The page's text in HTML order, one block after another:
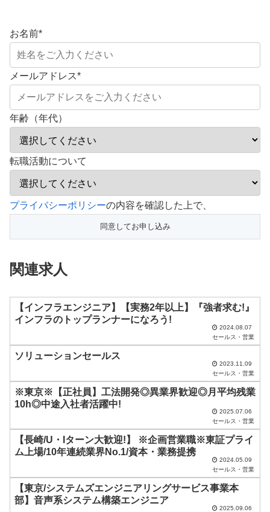
お名前*
メールアドレス*
年齢（年代）
転職活動について
こ
フ
ー
は
の
ま
に
く
だ
プライバシーポリシーの内容を確認した上で、
関連求人
【インフラエンジニア】【実務2年以上】『強者求む!』
インフラのトップランナーになろう!
2024.08.07
セールス・営業
ソリューションセールス
2023.11.09
セールス・営業
※東京※【正社員】工法開発◎異業界歓迎◎月平均残業
10h◎中途入社者活躍中!
2025.07.06
セールス・営業
【長崎/U・Iターン大歓迎!】 ※企画営業職※東証プライ
ム上場/10年連続業界No.1/資本・業務提携
2024.05.09
セールス・営業
【東京/システムズエンジニアリングサービス事業本
部】音声系システム構築エンジニア
2025.09.06